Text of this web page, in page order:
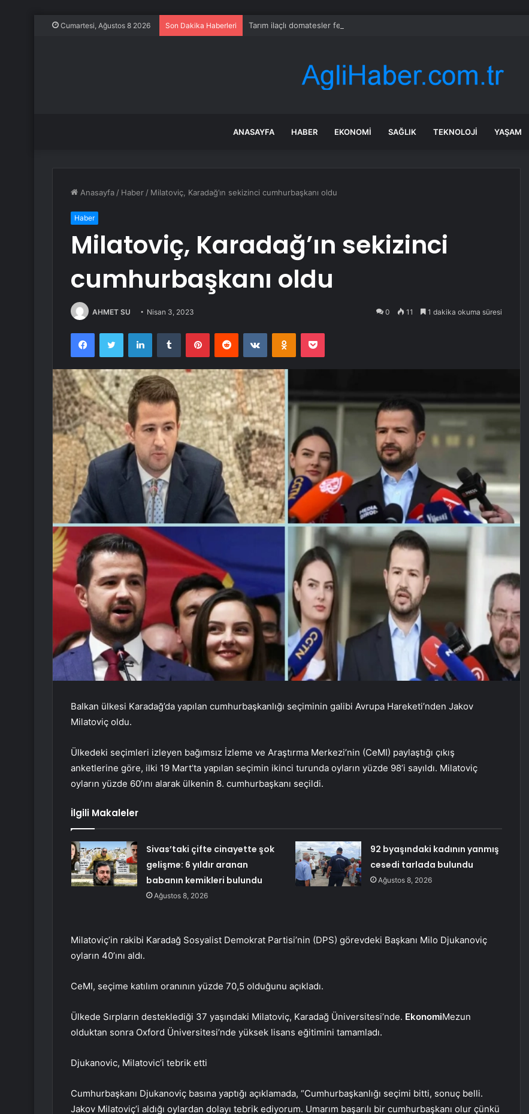
Cumartesi, Ağustos 8 2026 Son Dakika Haberleri Tarım ilaçlı domatesler felakete yol açtı: 15 ölümde siyanür izine rastlandı
ANASAYFA HABER EKONOMI SAĞLIK TEKNOLOJI YAŞAM
Anasayfa / Haber / Milatoviç, Karadağ’ın sekizinci cumhurbaşkanı oldu
Haber
Milatoviç, Karadağ’ın sekizinci
cumhurbaşkanı oldu
AHMET SU Nisan 3, 2023 0 11 1 dakika okuma süresi
FacebookTwitter LinkedInTumblr PinterestReddit VKontakteOdnoklassniki
Pocket
Balkan ülkesi Karadağ’da yapılan cumhurbaşkanlığı seçiminin galibi Avrupa Hareketi’nden Jakov
Milatoviç oldu.
Ülkedeki seçimleri izleyen bağımsız İzleme ve Araştırma Merkezi’nin (CeMI) paylaştığı çıkış
anketlerine göre, ilki 19 Mart’ta yapılan seçimin ikinci turunda oyların yüzde 98’i sayıldı. Milatoviç
oyların yüzde 60’ını alarak ülkenin 8. cumhurbaşkanı seçildi.
İlgili Makaleler
Sivas’taki çifte cinayette şok
gelişme: 6 yıldır aranan
babanın kemikleri bulundu
Ağustos 8, 2026
92 byaşındaki kadının yanmış
cesedi tarlada bulundu
Ağustos 8, 2026
Milatoviç’in rakibi Karadağ Sosyalist Demokrat Partisi’nin (DPS) görevdeki Başkanı Milo Djukanoviç
oyların 40’ını aldı.
CeMI, seçime katılım oranının yüzde 70,5 olduğunu açıkladı.
Ülkede Sırpların desteklediği 37 yaşındaki Milatoviç, Karadağ Üniversitesi’nde. EkonomiMezun
olduktan sonra Oxford Üniversitesi’nde yüksek lisans eğitimini tamamladı.
Djukanovic, Milatovic’i tebrik etti
Cumhurbaşkanı Djukanoviç basına yaptığı açıklamada, “Cumhurbaşkanlığı seçimi bitti, sonuç belli.
Jakov Milatoviç’i aldığı oylardan dolayı tebrik ediyorum. Umarım başarılı bir cumhurbaşkanı olur çünkü